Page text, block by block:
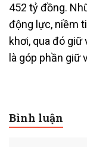
452 tỷ đồng.
động lực, niềm
khơi, qua đó
là góp phần giữ
Bình luận